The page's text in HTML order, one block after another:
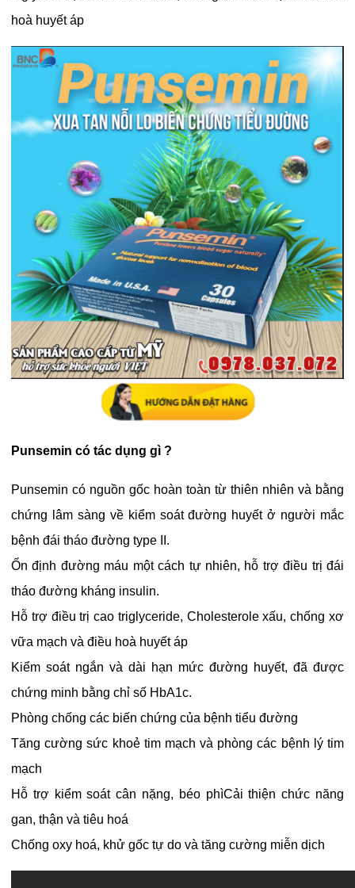
hoà huyết áp
Punsemin có tác dụng gì ?
Punsemin có nguồn gốc hoàn toàn từ thiên nhiên và bằng
chứng lâm sàng về kiểm soát đường huyết ở người mắc
bệnh đái tháo đường type II.
Ổn định đường máu một cách tự nhiên, hỗ trợ điều trị đái
tháo đường kháng insulin.
Hỗ trợ điều trị cao triglyceride, Cholesterole xấu, chống xơ
vữa mạch và điều hoà huyết áp
Kiểm soát ngắn và dài hạn mức đường huyết, đã được
chứng minh bằng chỉ số HbA1c.
Phòng chống các biến chứng của bệnh tiểu đường
Tăng cường sức khoẻ tim mạch và phòng các bệnh lý tim
mạch
Hỗ trợ kiểm soát cân nặng, béo phìCải thiện chức năng
gan, thận và tiêu hoá
Chống oxy hoá, khử gốc tự do và tăng cường miễn dịch